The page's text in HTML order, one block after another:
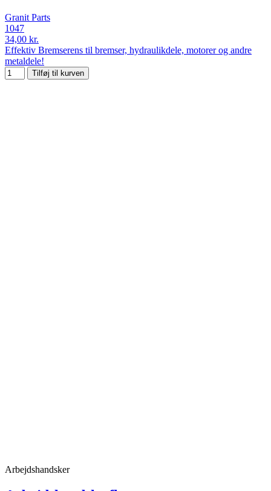
Granit Parts
1047
34,00 kr.
Effektiv Bremserens til bremser, hydraulikdele, motorer og andre
metaldele!
Tilføj til kurven
Arbejdshandsker